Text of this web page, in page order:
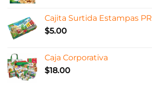
Cajita Surtida Estampas PR
$5.00
Caja Corporativa
$18.00